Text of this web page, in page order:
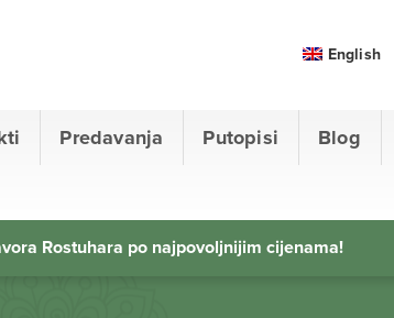
Predavanja Putopisi Blog
English
Rostuhara po najpovoljnijim cijenama!